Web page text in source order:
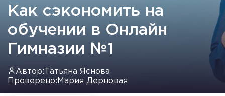
Как сэкономить на
обучении в Онлайн
Гимназии №1
Автор: Татьяна Яснова
Проверено: Мария Дерновая